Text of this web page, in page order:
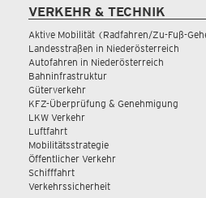
VERKEHR & TECHNIK
Aktive Mobilität (Radfahren/Zu-Fuß-
Landesstraßen in Niederösterreich
Autofahren in Niederösterreich
Bahninfrastruktur
Güterverkehr
KFZ-Überprüfung & Genehmigung
LKW Verkehr
Luftfahrt
Mobilitätsstrategie
Öffentlicher Verkehr
Schifffahrt
Verkehrssicherheit